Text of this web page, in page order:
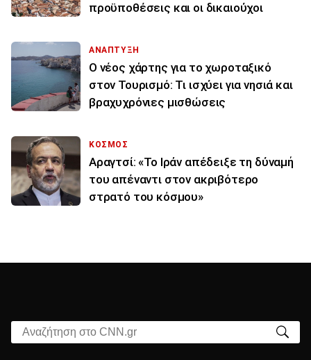
προϋποθέσεις και οι δικαιούχοι
ΑΝΑΠΤΥΞΗ
Ο νέος χάρτης για το χωροταξικό
στον Τουρισμό: Τι ισχύει για νησιά και
βραχυχρόνιες μισθώσεις
ΚΟΣΜΟΣ
Αραγτσί: «Το Ιράν απέδειξε τη δύναμή
του απέναντι στον ακριβότερο
στρατό του κόσμου»
Αναζήτηση στο CNN.gr